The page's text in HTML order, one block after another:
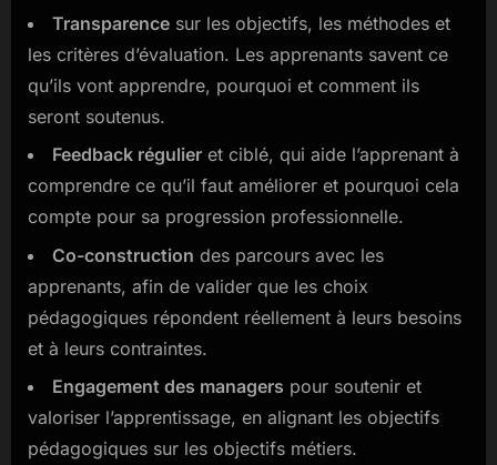
Transparence sur les objectifs, les méthodes et
les critères d’évaluation. Les apprenants savent ce
qu’ils vont apprendre, pourquoi et comment ils
seront soutenus.
Feedback régulier et ciblé, qui aide l’apprenant à
comprendre ce qu’il faut améliorer et pourquoi cela
compte pour sa progression professionnelle.
Co-construction des parcours avec les
apprenants, afin de valider que les choix
pédagogiques répondent réellement à leurs besoins
et à leurs contraintes.
Engagement des managers pour soutenir et
valoriser l’apprentissage, en alignant les objectifs
pédagogiques sur les objectifs métiers.